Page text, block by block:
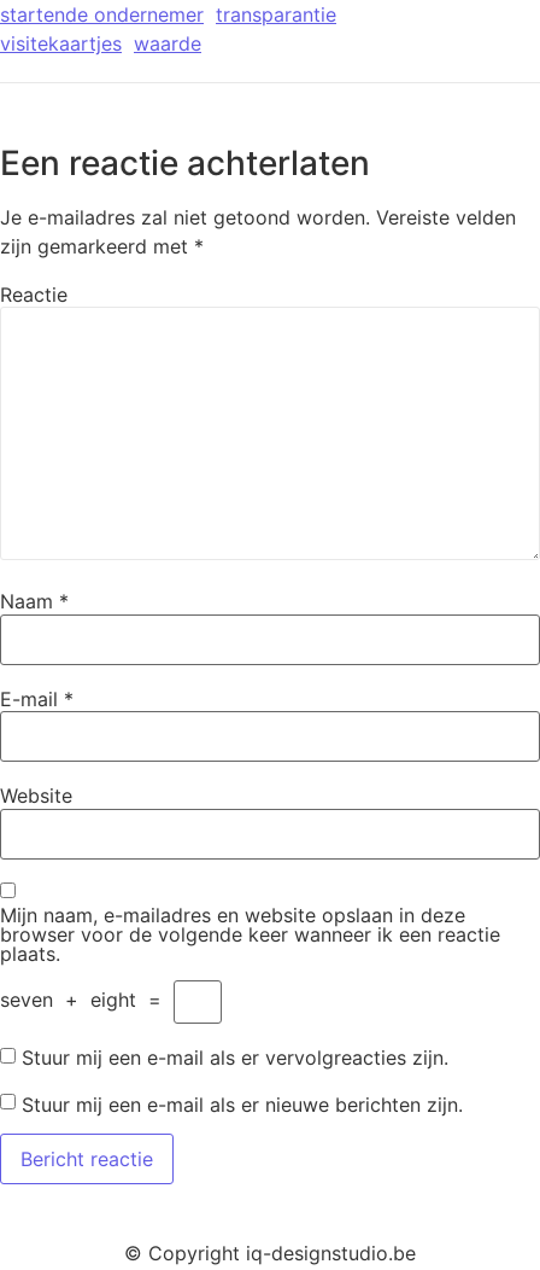
startende ondernemer transparantie
visitekaartjes waarde
Een reactie achterlaten
Je e-mailadres zal niet getoond worden. Vereiste velden
zijn gemarkeerd met *
Reactie
Naam *
E-mail *
Website
Mijn naam, e-mailadres en website opslaan in deze
browser voor de volgende keer wanneer ik een reactie
plaats.
seven + eight =
Stuur mij een e-mail als er vervolgreacties zijn.
Stuur mij een e-mail als er nieuwe berichten zijn.
© Copyright iq-designstudio.be